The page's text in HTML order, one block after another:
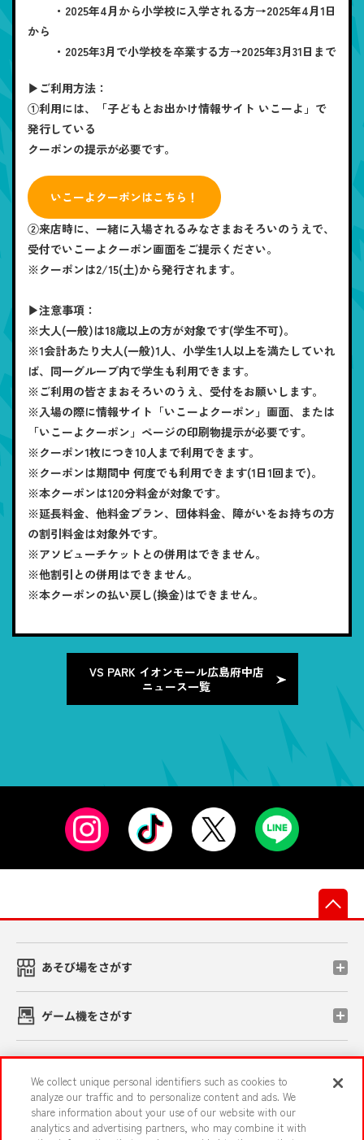
・2025年4月から小学校に入学される方→2025年4月1日
から
・2025年3月で小学校を卒業する方→2025年3月31日まで
▶ご利用方法：
①利用には、「子どもとお出かけ情報サイト いこーよ」で
発行している
クーポンの提示が必要です。
いこーよクーポンはこちら！
②来店時に、一緒に入場されるみなさまおそろいのうえで、
受付でいこーよクーポン画面をご提示ください。
※クーポンは2/15(土)から発行されます。
▶注意事項：
※大人(一般)は18歳以上の方が対象です(学生不可)。
※1会計あたり大人(一般)1人、小学生1人以上を満たしていれ
ば、同一グループ内で学生も利用できます。
※ご利用の皆さまおそろいのうえ、受付をお願いします。
※入場の際に情報サイト「いこーよクーポン」画面、または
「いこーよクーポン」ページの印刷物提示が必要です。
※クーポン1枚につき10人まで利用できます。
※クーポンは期間中 何度でも利用できます(1日1回まで)。
※本クーポンは120分料金が対象です。
※延長料金、他料金プラン、団体料金、障がいをお持ちの方
の割引料金は対象外です。
※アソビューチケットとの併用はできません。
※他割引との併用はできません。
※本クーポンの払い戻し(換金)はできません。
VS PARK イオンモール広島府中店
ニュース一覧
あそび場をさがす
ゲーム機をさがす
イベント・キャンペーン
We collect unique personal identifiers such as cookies to
analyze our traffic and to personalize content and ads. We
share information about your use of our website with our
analytics and advertising partners, who may combine it with